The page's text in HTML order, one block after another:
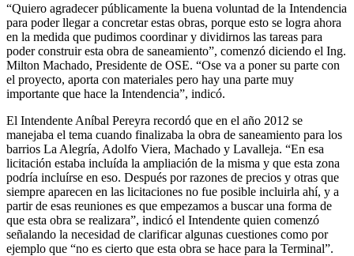
“Quiero agradecer públicamente la buena voluntad de la Intendencia
para poder llegar a concretar estas obras, porque esto se logra ahora
en la medida que pudimos coordinar y dividirnos las tareas para
poder construir esta obra de saneamiento”, comenzó diciendo el Ing.
Milton Machado, Presidente de OSE. “Ose va a poner su parte con
el proyecto, aporta con materiales pero hay una parte muy
importante que hace la Intendencia”, indicó.
El Intendente Aníbal Pereyra recordó que en el año 2012 se
manejaba el tema cuando finalizaba la obra de saneamiento para los
barrios La Alegría, Adolfo Viera, Machado y Lavalleja. “En esa
licitación estaba incluída la ampliación de la misma y que esta zona
podría incluírse en eso. Después por razones de precios y otras que
siempre aparecen en las licitaciones no fue posible incluirla ahí, y a
partir de esas reuniones es que empezamos a buscar una forma de
que esta obra se realizara”, indicó el Intendente quien comenzó
señalando la necesidad de clarificar algunas cuestiones como por
ejemplo que “no es cierto que esta obra se hace para la Terminal”.